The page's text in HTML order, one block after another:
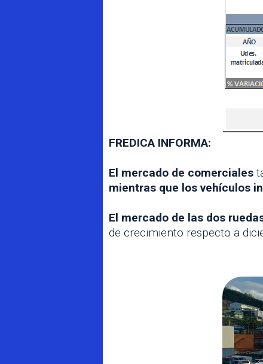
FREDICA INFORMA:
El mercado de comerciales
mientras que los vehículos
El mercado de las dos
de crecimiento respecto a